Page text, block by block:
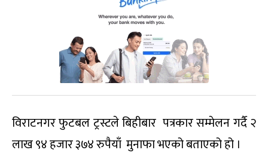
विराटनगर फुटबल ट्रस्टले बिहीबार पत्रकार सम्मेलन गर्दै २
लाख ९४ हजार ३७४ रुपैयाँ मुनाफा भएको बताएको हो ।